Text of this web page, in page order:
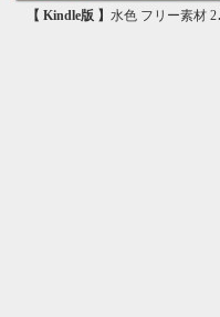
【 Kindle版 】 水色 フリー素材 2 無料で使える背景画像集